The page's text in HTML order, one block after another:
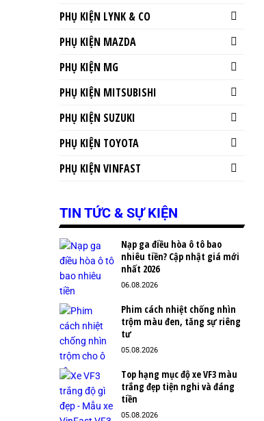
PHỤ KIỆN LYNK & CO
PHỤ KIỆN MAZDA
PHỤ KIỆN MG
PHỤ KIỆN MITSUBISHI
PHỤ KIỆN SUZUKI
PHỤ KIỆN TOYOTA
PHỤ KIỆN VINFAST
TIN TỨC & SỰ KIỆN
Nạp ga điều hòa ô tô bao
nhiêu tiền? Cập nhật giá mới
nhất 2026
06.08.2026
Phim cách nhiệt chống nhìn
trộm màu đen, tăng sự riêng
tư
05.08.2026
Top hạng mục độ xe VF3 màu
trắng đẹp tiện nghi và đáng
tiền
05.08.2026